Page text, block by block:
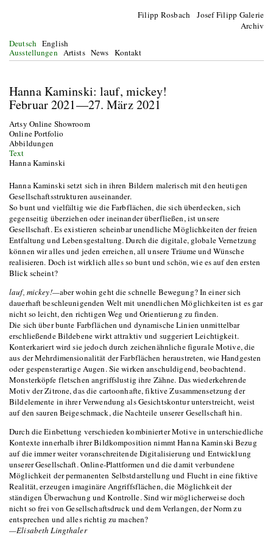
Filipp Rosbach Josef Filipp Galerie
Archiv
Deutsch English
Ausstellungen Artists News Kontakt
Hanna Kaminski: lauf, mickey!
Februar 2021—27. März 2021
Artsy Online Showroom
Online Portfolio
Abbildungen
Text
Hanna Kaminski
Hanna Kaminski setzt sich in ihren Bildern malerisch mit den heutigen
Gesellschaftsstrukturen auseinander.
So bunt und vielfältig wie die Farbflächen, die sich überdecken, sich
gegenseitig überziehen oder ineinander überfließen, ist unsere
Gesellschaft. Es existieren scheinbar unendliche Möglichkeiten der freien
Entfaltung und Lebensgestaltung. Durch die digitale, globale Vernetzung
können wir alles und jeden erreichen, all unsere Träume und Wünsche
realisieren. Doch ist wirklich alles so bunt und schön, wie es auf den ersten
Blick scheint?
lauf, mickey!—aber wohin geht die schnelle Bewegung? In einer sich
dauerhaft beschleunigenden Welt mit unendlichen Möglichkeiten ist es gar
nicht so leicht, den richtigen Weg und Orientierung zu finden.
Die sich über bunte Farbflächen und dynamische Linien unmittelbar
erschließende Bildebene wirkt attraktiv und suggeriert Leichtigkeit.
Konterkariert wird sie jedoch durch zeichenähnliche figurale Motive, die
aus der Mehrdimensionalität der Farbflächen heraustreten, wie Handgesten
oder gespensterartige Augen. Sie wirken anschuldigend, beobachtend.
Monsterköpfe fletschen angriffslustig ihre Zähne. Das wiederkehrende
Motiv der Zitrone, das die cartoonhafte, fiktive Zusammensetzung der
Bildelemente in ihrer Verwendung als Gesichtskontur unterstreicht, weist
auf den sauren Beigeschmack, die Nachteile unserer Gesellschaft hin.
Durch die Einbettung verschieden kombinierter Motive in unterschiedliche
Kontexte innerhalb ihrer Bildkomposition nimmt Hanna Kaminski Bezug
auf die immer weiter voranschreitende Digitalisierung und Entwicklung
unserer Gesellschaft. Online-Plattformen und die damit verbundene
Möglichkeit der permanenten Selbstdarstellung und Flucht in eine fiktive
Realität, erzeugen imaginäre Angriffsflächen, die Möglichkeit der
ständigen Überwachung und Kontrolle. Sind wir möglicherweise doch
nicht so frei von Gesellschaftsdruck und dem Verlangen, der Norm zu
entsprechen und alles richtig zu machen?
—Elisabeth Lingthaler